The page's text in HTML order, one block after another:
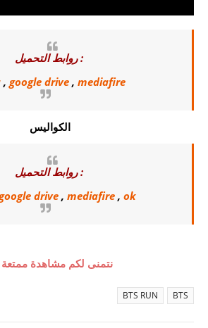
روابط التحميل :
, google drive, mediafire
الكواليس
روابط التحميل :
drive, mediafire, ok
نتمنى لكم مشاهدة ممتعة
BTS
BTS RUN